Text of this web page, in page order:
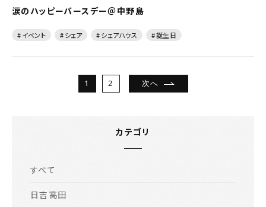
涙のハッピーバースデー＠中野島
# イベント # シェア # シェアハウス # 誕生日
1 2 次へ
カテゴリ
すべて
日吉高田